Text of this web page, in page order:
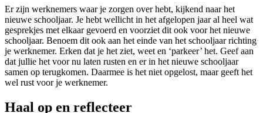
Er zijn werknemers waar je zorgen over hebt, kijkend naar het
nieuwe schooljaar. Je hebt wellicht in het afgelopen jaar al heel wat
gesprekjes met elkaar gevoerd en voorziet dit ook voor het nieuwe
schooljaar. Benoem dit ook aan het einde van het schooljaar richting
je werknemer. Erken dat je het ziet, weet en ‘parkeer’ het. Geef aan
dat jullie het voor nu laten rusten en er in het nieuwe schooljaar
samen op terugkomen. Daarmee is het niet opgelost, maar geeft het
wel rust voor je werknemer.
Haal op en reflecteer